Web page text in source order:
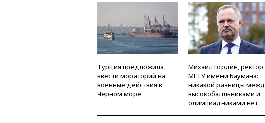
СТИЛЬ ТЕСТЫ
Турция предложила
ввести мораторий на
военные действия в
Черном море
Михаил Гордин, ректор
МГТУ имени Баумана:
никакой разницы
высокобалльниками и
олимпиадниками нет